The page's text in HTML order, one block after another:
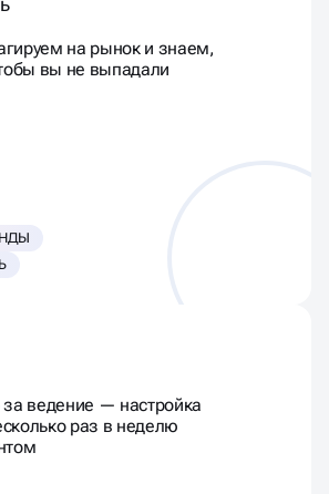
на рынок и знаем,
вы не выпадали
за ведение — настройка
раз в неделю